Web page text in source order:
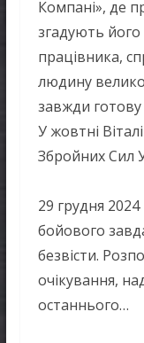
Компані», де
згадують його
працівника,
людину
завжди
У жовтні
Збройних Сил
29 грудня
бойового
безвісти.
очікування,
останнього…